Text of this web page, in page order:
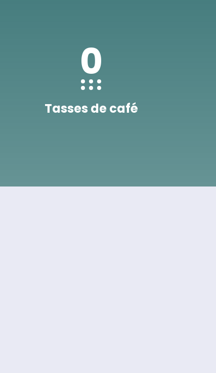
0
Tasses de café